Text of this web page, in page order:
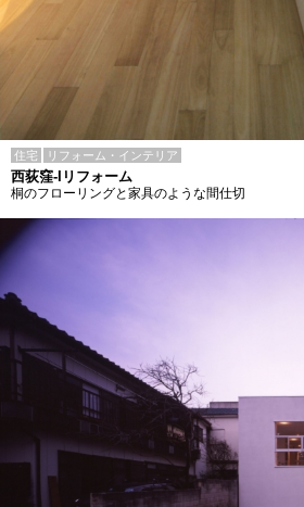
住宅 リフォーム・インテリア
西荻窪-Iリフォーム
桐のフローリングと家具のような間仕切